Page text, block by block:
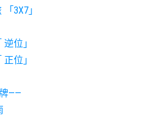
思
思
意思
意思
3X7」
位」
位」
——